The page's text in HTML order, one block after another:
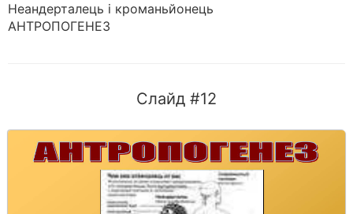
Неандерталець і кроманьйонець
АНТРОПОГЕНЕЗ
Слайд #12